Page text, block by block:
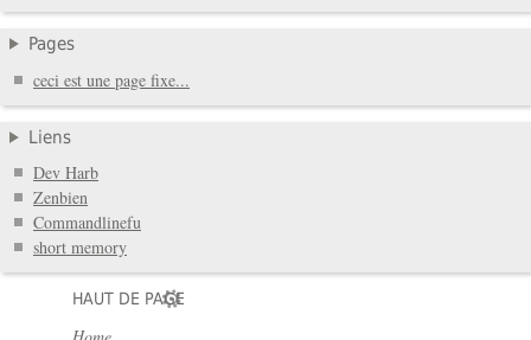
Pages
ceci est une page fixe...
Liens
Dev Harb
Zenbien
Commandlinefu
short memory
HAUT DE PAGE